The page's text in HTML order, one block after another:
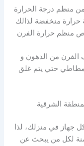
منظم درجة الحرارة
منخفضة لذالك
منظم حرارة الفرن
الفرن من الدهون و
حتي يتم غلق
الشرقية
جهاز في منزلك، لذا
لكل من يبحث عن